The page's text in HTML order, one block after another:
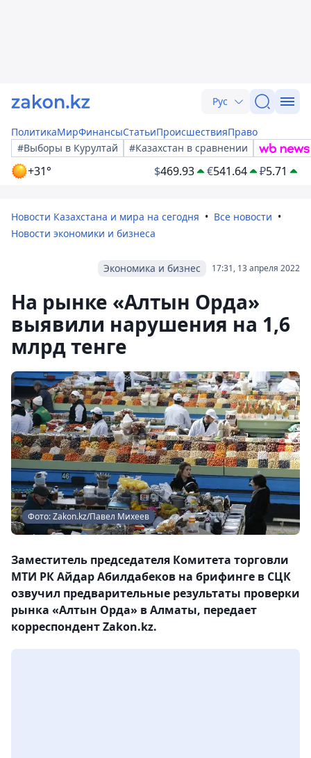
Рус
ПолитикаМирФинансыСтатьиПроисшествияПраво
#Выборы в Курултай
#Казахстан в сравнении
+31° $469.93 €541.64 ₽5.71
Новости Казахстана и мира на сегодня
Все новости
Новости экономики и бизнеса
17:31, 13 апреля 2022
Экономика и бизнес
На рынке «Алтын Орда»
выявили нарушения на 1,6
млрд тенге
Фото: Zakon.kz/Павел Михеев
Заместитель председателя Комитета торговли
МТИ РК Айдар Абилдабеков на брифинге в СЦК
озвучил предварительные результаты проверки
рынка «Алтын Орда» в Алматы, передает
корреспондент Zakon.kz.